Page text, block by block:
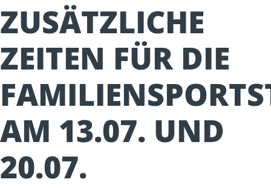
ZUSÄTZLICHE
ZEITEN FÜR DIE
AM 13.07. UND
20.07.